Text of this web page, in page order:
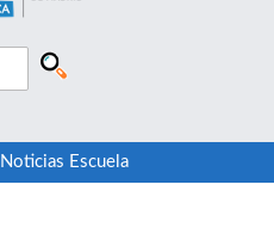
Noticias Escuela